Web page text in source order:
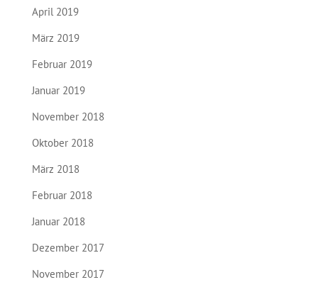
April 2019
März 2019
Februar 2019
Januar 2019
November 2018
Oktober 2018
März 2018
Februar 2018
Januar 2018
Dezember 2017
November 2017